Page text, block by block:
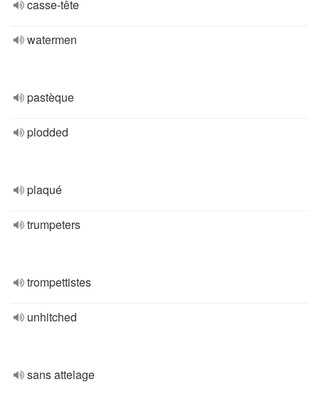
casse-tête
watermen
pastèque
plodded
plaqué
trumpeters
trompettistes
unhitched
sans attelage